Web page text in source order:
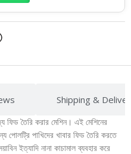
Shipping &
ফিড তৈরি করার মেশিন। এই মেশিনের
পোলট্রি পাখিদের খাবার ফিড তৈরি করতে
ইত্যাদি নানা কাচামাল ব্যবহার করে